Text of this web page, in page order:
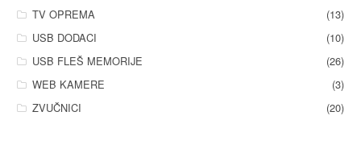
TV OPREMA
(13)
USB DODACI
(10)
USB FLEŠ MEMORIJE
(26)
WEB KAMERE
(3)
ZVUČNICI
(20)